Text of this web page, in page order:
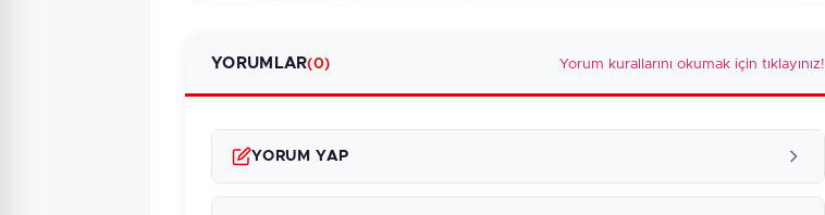
YORUMLAR(0) Yorum kurallarını okumak için tıklayınız!
YORUM YAP